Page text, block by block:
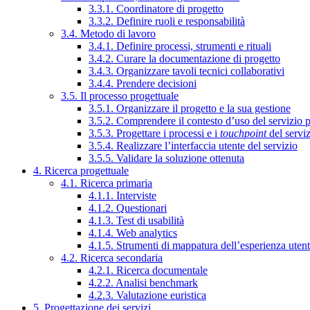
3.3.1. Coordinatore di progetto
3.3.2. Definire ruoli e responsabilità
3.4. Metodo di lavoro
3.4.1. Definire processi, strumenti e rituali
3.4.2. Curare la documentazione di progetto
3.4.3. Organizzare tavoli tecnici collaborativi
3.4.4. Prendere decisioni
3.5. Il processo progettuale
3.5.1. Organizzare il progetto e la sua gestione
3.5.2. Comprendere il contesto d’uso del servizio
3.5.3. Progettare i processi e i touchpointdel
3.5.4. Realizzare l’interfaccia utente del servizio
3.5.5. Validare la soluzione ottenuta
4. Ricerca progettuale
4.1. Ricerca primaria
4.1.1. Interviste
4.1.2. Questionari
4.1.3. Test di usabilità
4.1.4. Web analytics
4.1.5. Strumenti di mappatura dell’esperienza
4.2. Ricerca secondaria
4.2.1. Ricerca documentale
4.2.2. Analisi benchmark
4.2.3. Valutazione euristica
5. Progettazione dei servizi